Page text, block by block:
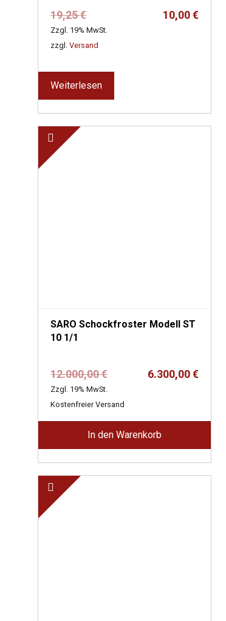
19,25€Ursprünglicher
Preis
war:
10,00€
Aktueller
Preis
ist:
Zzgl. 19% MwSt.
zzgl.Versand
Weiterlesen
SARO Schockfroster Modell ST
10 1/1
12.000,00€Ursprünglicher
Preis
war:
12.000,00 €
6.300,00€
Aktueller
Preis
ist:
6.300,00 €.
Zzgl. 19% MwSt.
Kostenfreier Versand
In den Warenkorb